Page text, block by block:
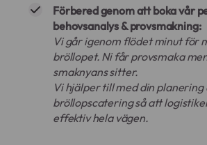
Förbered genom att boka vår
behovsanalys & provsmakning:
Vi går igenom flödet minut för
bröllopet. Ni får provsmaka
smaknyans sitter.
Vi hjälper till med din planering
bröllopscatering så att
effektiv hela vägen.